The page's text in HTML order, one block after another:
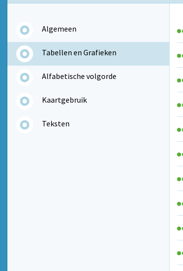
Algemeen
Tabellen en Grafieken
Alfabetische volgorde
Kaartgebruik
Teksten